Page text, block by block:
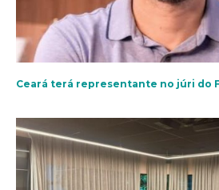
Ceará terá representante no júri do